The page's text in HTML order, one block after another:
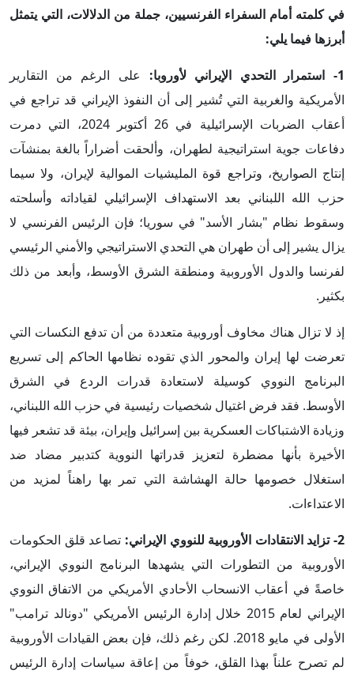
في كلمته أمام السفراء الفرنسيين، جملة من الدلالات، التي يتمثل
أبرزها فيما يلي:
1- استمرار التحدي الإيراني لأوروبا:
على الرغم من التقارير
الأمريكية والغربية التي تُشير إلى أن النفوذ الإيراني قد تراجع في
أعقاب الضربات الإسرائيلية في 26 أكتوبر 2024، التي دمرت
دفاعات جوية استراتيجية لطهران، وألحقت أضراراً بالغة بمنشآت
إنتاج الصواريخ، وتراجع قوة المليشيات الموالية لإيران، ولا سيما
حزب الله اللبناني بعد الاستهداف الإسرائيلي لقياداته وأسلحته
وسقوط نظام "بشار الأسد" في سوريا؛ فإن الرئيس الفرنسي لا
يزال يشير إلى أن طهران هي التحدي الاستراتيجي والأمني الرئيسي
لفرنسا والدول الأوروبية ومنطقة الشرق الأوسط، وأبعد من ذلك
بكثير.
إذ لا تزال هناك مخاوف أوروبية متعددة من أن تدفع النكسات التي
تعرضت لها إيران والمحور الذي تقوده نظامها الحاكم إلى تسريع
البرنامج النووي كوسيلة لاستعادة قدرات الردع في الشرق
الأوسط. فقد فرض اغتيال شخصيات رئيسية في حزب الله اللبناني،
وزيادة الاشتباكات العسكرية بين إسرائيل وإيران، بيئة قد تشعر فيها
الأخيرة بأنها مضطرة لتعزيز قدراتها النووية كتدبير مضاد ضد
استغلال خصومها حالة الهشاشة التي تمر بها راهناً لمزيد من
الاعتداءات.
2- تزايد الانتقادات الأوروبية للنووي الإيراني:
تصاعد قلق الحكومات
الأوروبية من التطورات التي يشهدها البرنامج النووي الإيراني،
خاصةً في أعقاب الانسحاب الأحادي الأمريكي من الاتفاق النووي
الإيراني لعام 2015 خلال إدارة الرئيس الأمريكي "دونالد ترامب"
الأولى في مايو 2018. لكن رغم ذلك، فإن بعض القيادات الأوروبية
لم تصرح علناً بهذا القلق، خوفاً من إعاقة سياسات إدارة الرئيس